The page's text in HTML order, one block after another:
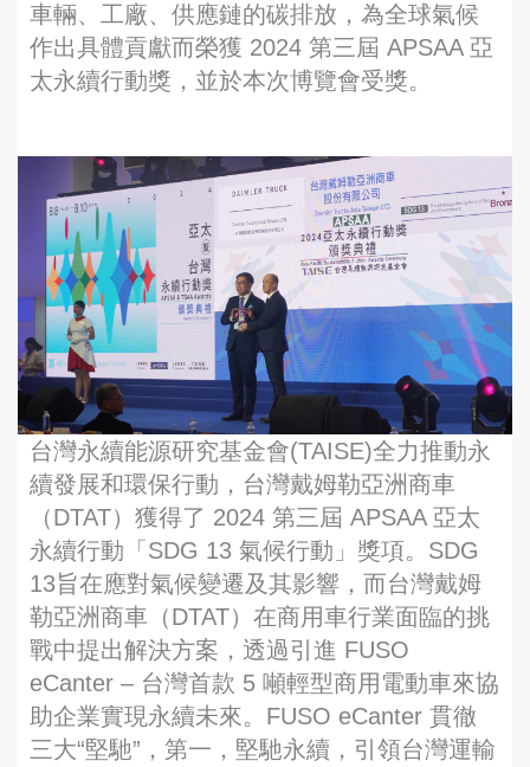
車輛、工廠、供應鏈的碳排放，為全球氣候
作出具體貢獻而榮獲 2024 第三屆 APSAA 亞
太永續行動獎，並於本次博覽會受獎。
台灣永續能源研究基金會(TAISE)全力推動永
續發展和環保行動，台灣戴姆勒亞洲商車
（DTAT）獲得了 2024 第三屆 APSAA 亞太
永續行動「SDG 13 氣候行動」獎項。SDG
13旨在應對氣候變遷及其影響，而台灣戴姆
勒亞洲商車（DTAT）在商用車行業面臨的挑
戰中提出解決方案，透過引進 FUSO
eCanter – 台灣首款 5 噸輕型商用電動車來協
助企業實現永續未來。FUSO eCanter 貫徹
三大“堅馳”，第一，堅馳永續，引領台灣運輸